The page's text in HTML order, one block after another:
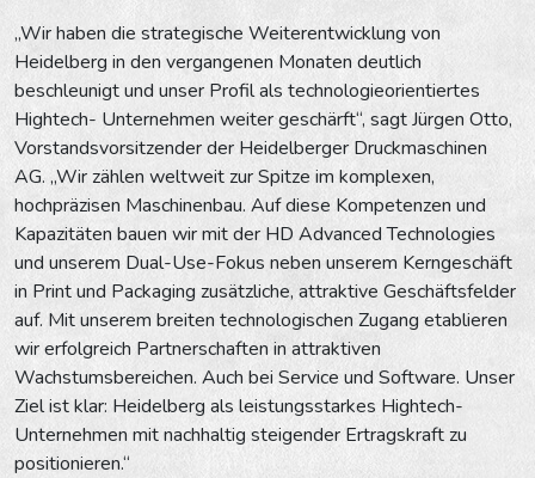
„Wir haben die strategische Weiterentwicklung von
Heidelberg in den vergangenen Monaten deutlich
beschleunigt und unser Profil als technologieorientiertes
Hightech- Unternehmen weiter geschärft“, sagt Jürgen Otto,
Vorstandsvorsitzender der Heidelberger Druckmaschinen
AG. „Wir zählen weltweit zur Spitze im komplexen,
hochpräzisen Maschinenbau. Auf diese Kompetenzen und
Kapazitäten bauen wir mit der HD Advanced Technologies
und unserem Dual-Use-Fokus neben unserem Kerngeschäft
in Print und Packaging zusätzliche, attraktive Geschäftsfelder
auf. Mit unserem breiten technologischen Zugang etablieren
wir erfolgreich Partnerschaften in attraktiven
Wachstumsbereichen. Auch bei Service und Software. Unser
Ziel ist klar: Heidelberg als leistungsstarkes Hightech-
Unternehmen mit nachhaltig steigender Ertragskraft zu
positionieren.“